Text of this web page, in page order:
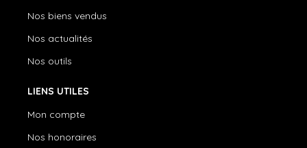
Nos biens vendus
Nos actualités
Nos outils
LIENS UTILES
Mon compte
Nos honoraires